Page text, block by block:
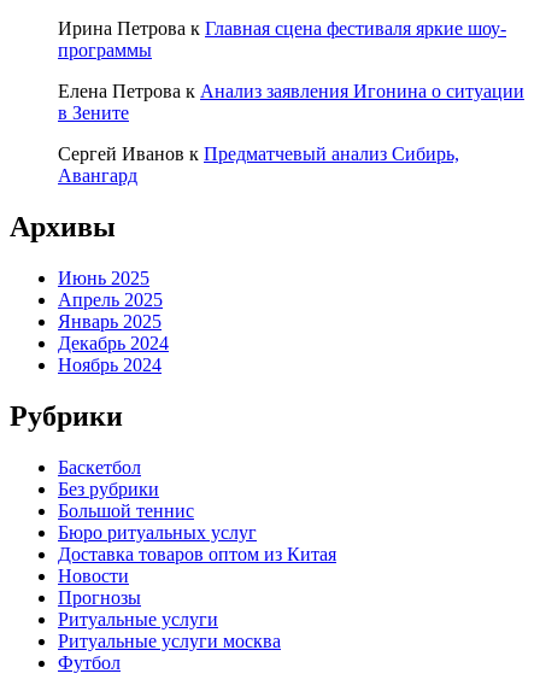
Ирина Петрова к Главная сцена фестиваля яркие шоу-
программы
Елена Петрова к Анализ заявления Игонина о ситуации
в Зените
Сергей Иванов к Предматчевый анализ Сибирь,
Авангард
Архивы
Июнь 2025
Апрель 2025
Январь 2025
Декабрь 2024
Ноябрь 2024
Рубрики
Баскетбол
Без рубрики
Большой теннис
Бюро ритуальных услуг
Доставка товаров оптом из Китая
Новости
Прогнозы
Ритуальные услуги
Ритуальные услуги москва
Футбол